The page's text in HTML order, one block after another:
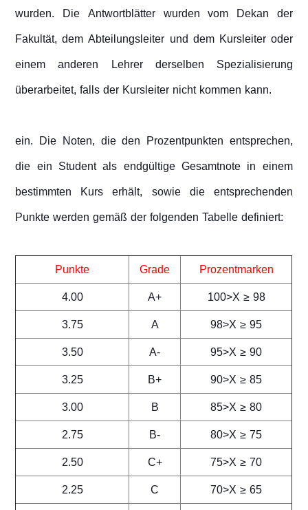
wurden. Die Antwortblätter wurden vom Dekan der
Fakultät, dem Abteilungsleiter und dem Kursleiter oder
einem anderen Lehrer derselben Spezialisierung
überarbeitet, falls der Kursleiter nicht kommen kann.
ein. Die Noten, die den Prozentpunkten entsprechen,
die ein Student als endgültige Gesamtnote in einem
bestimmten Kurs erhält, sowie die entsprechenden
Punkte werden gemäß der folgenden Tabelle definiert:
Prozentmarken
Grade
Punkte
100>X ≥ 98
A+
4.00
98>X ≥ 95
A
3.75
95>X ≥ 90
A-
3.50
90>X ≥ 85
B+
3.25
85>X ≥ 80
B
3.00
80>X ≥ 75
B-
2.75
75>X ≥ 70
C+
2.50
70>X ≥ 65
C
2.25